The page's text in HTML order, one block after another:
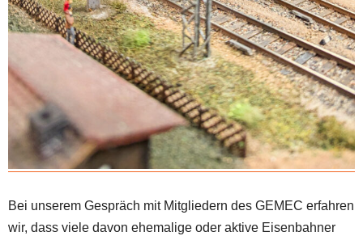
Bei unserem Gespräch mit Mitgliedern des GEMEC erfahren
wir, dass viele davon ehemalige oder aktive Eisenbahner